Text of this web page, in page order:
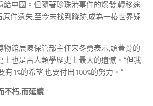
給中國。但隨著珍珠港事件的爆發,轉移途
原件遺失,至今未找到蹤跡,成為一樁世界疑
物館展陳保管部主任宋冬勇表示,頭蓋骨的
也是古人類學歷史上最大的遺憾。“但我
1%的希望,也要付出100%的努力。”
不朽,而延續